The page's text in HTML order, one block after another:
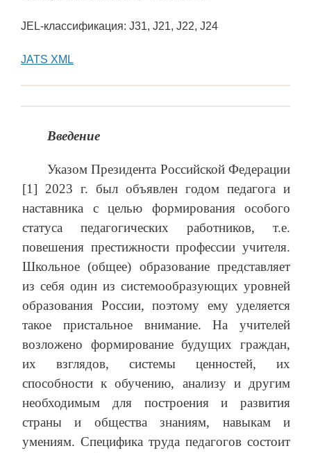
JEL-классификация: J31, J21, J22, J24
JATS XML
Введение
Указом Президента Российской Федерации
[1] 2023 г. был объявлен годом педагога и
наставника с целью формирования особого
статуса педагогических работников, т.е.
повешения престижности профессии учителя.
Школьное (общее) образование представляет
из себя один из системообразующих уровней
образования России, поэтому ему уделяется
такое пристальное внимание. На учителей
возложено формирование будущих граждан,
их взглядов, системы ценностей, их
способности к обучению, анализу и другим
необходимым для построения и развития
страны и общества знаниям, навыкам и
умениям. Специфика труда педагогов состоит